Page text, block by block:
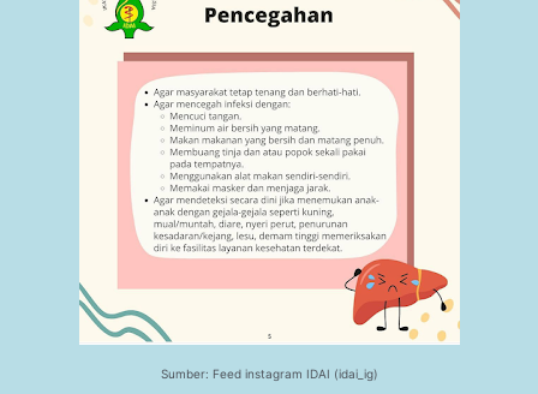
Sumber: Feed instagram IDAI (idai_ig)